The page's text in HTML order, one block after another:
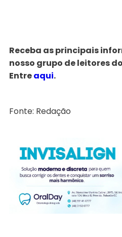
Receba as principais
nosso grupo de leitores
Entreaqui.
Fonte: Redação